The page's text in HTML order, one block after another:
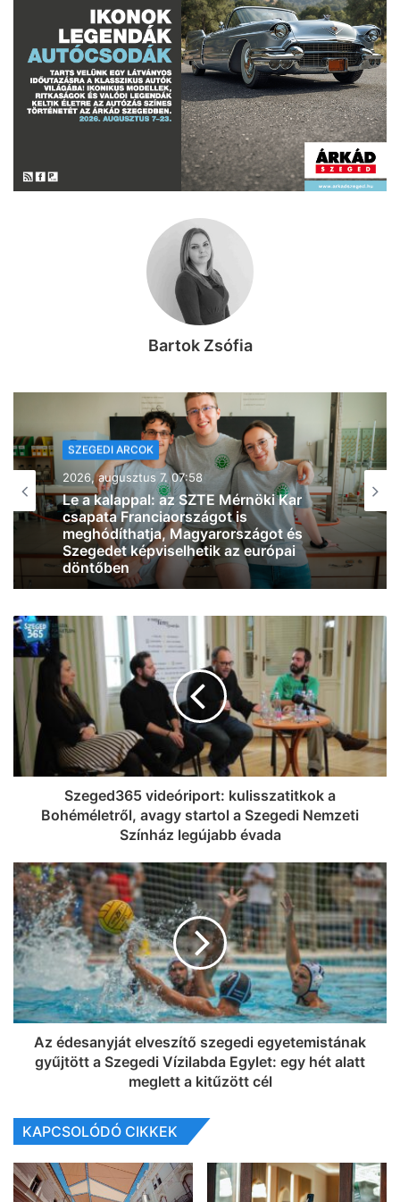
Bartok Zsófia
SZEGEDI ARCOK
2026, augusztus 6. 08:46
Eredetileg gyógyszerésznek készült,
most Szegeden segíti a betegek
felépülését Tabatabai Nejad Flóra
(videó)
Szeged365 videóriport: kulisszatitkok a
Bohéméletről, avagy startol a Szegedi Nemzeti
Színház legújabb évada
Az édesanyját elveszítő szegedi egyetemistának
gyűjtött a Szegedi Vízilabda Egylet: egy hét alatt
meglett a kitűzött cél
KAPCSOLÓDÓ CIKKEK